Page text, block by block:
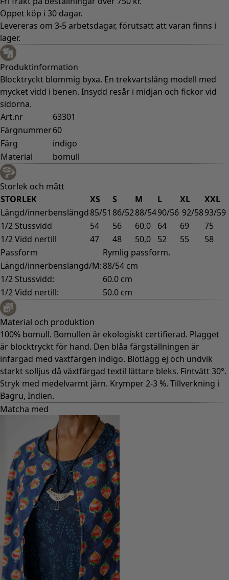
Öppet köp i 30 dagar.
Levereras om 3-5 arbetsdagar, förutsatt att varan finns i
lager.
Produktinformation
Blocktryckt blommig byxa. En trekvartslång modell med
mycket vidd i benen. Insydd resår i midjan och fickor vid
sidorna.
Art.nr
63301
Färgnummer60
Färg
indigo
Material
bomull
Storlek och mått
STORLEK
XS S M L XL
XXL
Längd/innerbenslängd85/51 86/5288/5490/56 92/5893/59
1/2 Stussvidd
54 56 60,0 64 69
75
1/2 Vidd nertill
47 48 50,0 52 55
58
Passform
Rymlig passform.
Längd/innerbenslängd/M:88/54 cm
1/2 Stussvidd:
60.0 cm
1/2 Vidd nertill:
50.0 cm
Material och produktion
100% bomull. Bomullen är ekologiskt certifierad. Plagget
är blocktryckt för hand. Den blåa färgställningen är
infärgad med växtfärgen indigo. Blötlägg ej och undvik
starkt solljus då växtfärgad textil lättare bleks. Fintvätt 30°.
Stryk med medelvarmt järn. Krymper 2-3 %. Tillverkning i
Bagru, Indien.
Matcha med